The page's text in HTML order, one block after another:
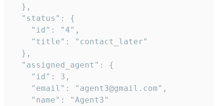
  },
  "status": {
    "id": "4",
    "title": "contact_later"
  },
  "assigned_agent": {
    "id": 3,
    "email": "agent3@gmail.com",
    "name": "Agent3"